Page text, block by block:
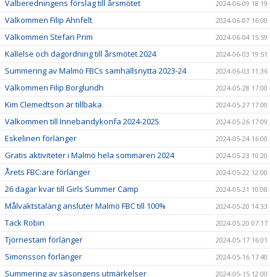
Valberedningens förslag till årsmötet 2024-06-09 18:19
Välkommen Filip Ahnfelt 2024-06-07 16:00
Välkommen Stefan Prim 2024-06-04 15:59
Kallelse och dagordning till årsmötet 2024 2024-06-03 19:51
Summering av Malmö FBCs samhällsnytta 2023-24 2024-06-03 11:36
Välkommen Filip Borglundh 2024-05-28 17:00
Kim Clemedtson är tillbaka 2024-05-27 17:00
Välkommen till Innebandykonfa 2024-2025 2024-05-26 17:09
Eskelinen förlänger 2024-05-24 16:00
Gratis aktiviteter i Malmö hela sommaren 2024 2024-05-23 10:20
Årets FBC:are förlänger 2024-05-22 12:00
26 dagar kvar till Girls Summer Camp 2024-05-21 10:08
Målvaktstalang ansluter Malmö FBC till 100% 2024-05-20 14:33
Tack Robin 2024-05-20 07:17
Tjörnestam förlänger 2024-05-17 16:01
Simonsson förlänger 2024-05-16 17:40
Summering av säsongens utmärkelser 2024-05-15 12:00